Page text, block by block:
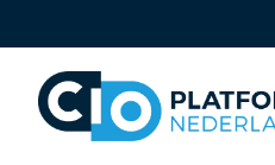
links
Direct